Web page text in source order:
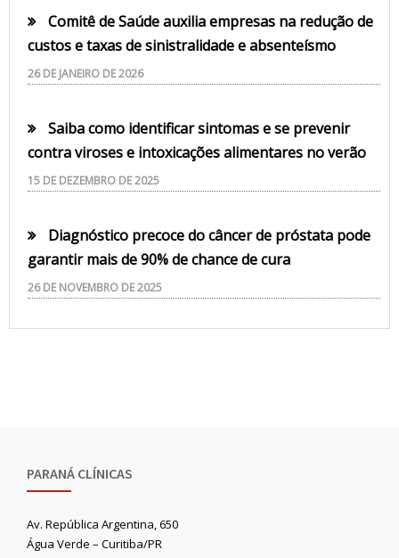
Comitê de Saúde auxilia empresas na redução de
custos e taxas de sinistralidade e absenteísmo
26 DE JANEIRO DE 2026
Saiba como identificar sintomas e se prevenir
contra viroses e intoxicações alimentares no verão
15 DE DEZEMBRO DE 2025
Diagnóstico precoce do câncer de próstata pode
garantir mais de 90% de chance de cura
26 DE NOVEMBRO DE 2025
PARANÁ CLÍNICAS
Av. República Argentina, 650
Água Verde – Curitiba/PR